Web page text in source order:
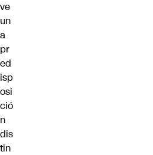
ve
un
a
pr
ed
isp
osi
ció
n
dis
tin